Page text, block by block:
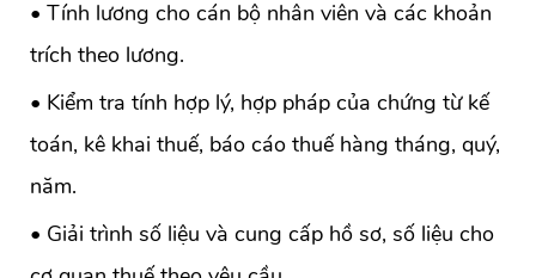
• Tính lương cho cán bộ nhân viên và các khoản
trích theo lương.
• Kiểm tra tính hợp lý, hợp pháp của chứng từ kế
toán, kê khai thuế, báo cáo thuế hàng tháng, quý,
năm.
• Giải trình số liệu và cung cấp hồ sơ, số liệu cho